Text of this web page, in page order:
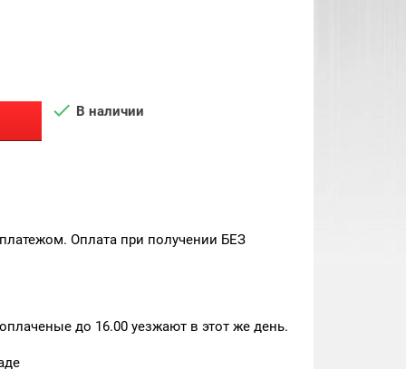
 В наличии
Оплата при получении БЕЗ
до 16.00 уезжают в этот же день.